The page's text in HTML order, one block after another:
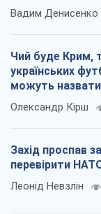
Вадим Денисенко
Чий буде Крим,
українських
можуть
Олександр Кірш
Захід проспав
перевірити
Леонід Невзлін